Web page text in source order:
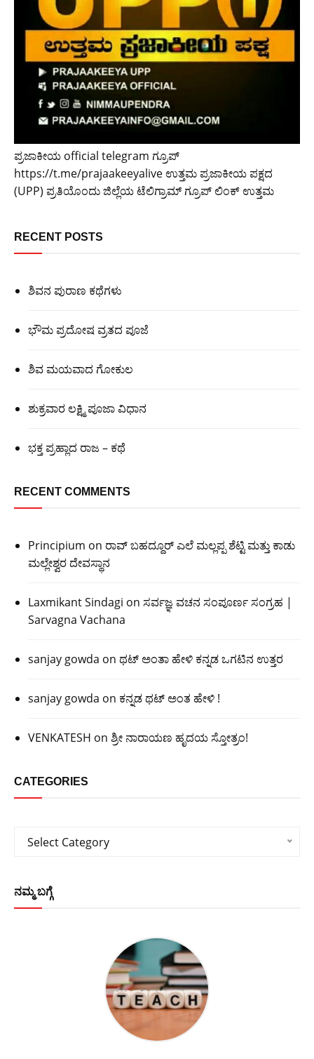
ಪ್ರಜಾಕೀಯ official telegram ಗ್ರೂಪ್
https://t.me/prajaakeeyalive ಉತ್ತಮ ಪ್ರಜಾಕೀಯ ಪಕ್ಷದ
(UPP) ಪ್ರತಿಯೊಂದು ಜಿಲ್ಲೆಯ ಟೆಲಿಗ್ರಾಮ್ ಗ್ರೂಪ್ ಲಿಂಕ್ ಉತ್ತಮ
RECENT POSTS
ಶಿವನ ಪುರಾಣ ಕಥೆಗಳು
ಭೌಮ ಪ್ರದೋಷ ವ್ರತದ ಪೂಜೆ
ಶಿವ ಮಯವಾದ ಗೋಕುಲ
ಶುಕ್ರವಾರ ಲಕ್ಷ್ಮಿ ಪೂಜಾ ವಿಧಾನ
ಭಕ್ತ ಪ್ರಹ್ಲಾದ ರಾಜ – ಕಥೆ
RECENT COMMENTS
Principium on ರಾವ್ ಬಹದ್ದೂರ್ ಎಲೆ ಮಲ್ಲಪ್ಪ ಶೆಟ್ಟಿ ಮತ್ತು ಕಾಡು
ಮಲ್ಲೇಶ್ವರ ದೇವಸ್ಥಾನ
Laxmikant Sindagi on ಸರ್ವಜ್ಞ ವಚನ ಸಂಪೂರ್ಣ ಸಂಗ್ರಹ |
Sarvagna Vachana
sanjay gowda on ಥಟ್ ಅಂತಾ ಹೇಳಿ ಕನ್ನಡ ಒಗಟಿನ ಉತ್ತರ
sanjay gowda on ಕನ್ನಡ ಥಟ್ ಅಂತ ಹೇಳಿ !
VENKATESH on ಶ್ರೀ ನಾರಾಯಣ ಹೃದಯ ಸ್ತೋತ್ರಂ!
CATEGORIES
Categories
Select Category
ನಮ್ಮ ಬಗ್ಗೆ